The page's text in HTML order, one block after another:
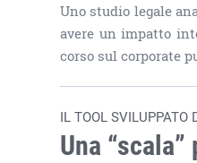
Uno studio legale
avere un impatto
corso sul corporate
IL TOOL SVILUPPATO
Una